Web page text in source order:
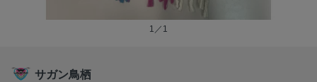
1／1
サガン鳥栖